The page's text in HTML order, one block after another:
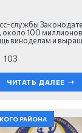
службы
около 100
виноделам и
103
ЧИТАТЬ ДАЛЕЕ
РАЙОНА